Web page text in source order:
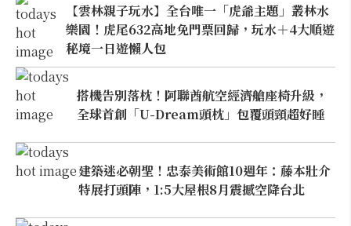
【雲林親子玩水】全台唯一「虎爺主題」叢林水
樂園！虎尾632高地免門票回歸，玩水＋4大順遊
秘境一日遊懶人包
搭機告別落枕！阿聯酋航空經濟艙座椅升級，
全球首創「U-Dream頭枕」包覆頭頸超好睡
建築迷必朝聖！忠泰美術館10週年：藤本壯介
特展打頭陣，1:5大屋根8月震撼空降台北